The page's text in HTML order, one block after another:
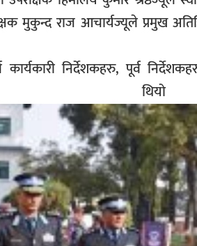
मुकुन्द राज आचार्यज्यूले प्रमुख
कार्यकारी निर्देशकहरु, पूर्व